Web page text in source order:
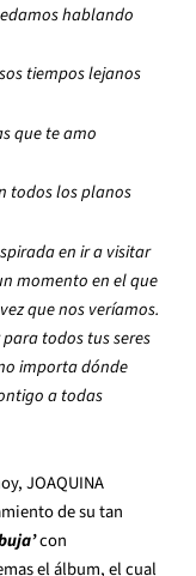
hablando
tiempos lejanos
que te amo
todos los planos
en ir a visitar
momento en el que
que nos veríamos.
todos tus seres
importa dónde
a todas
JOAQUINA
de su tan
con
el álbum, el cual